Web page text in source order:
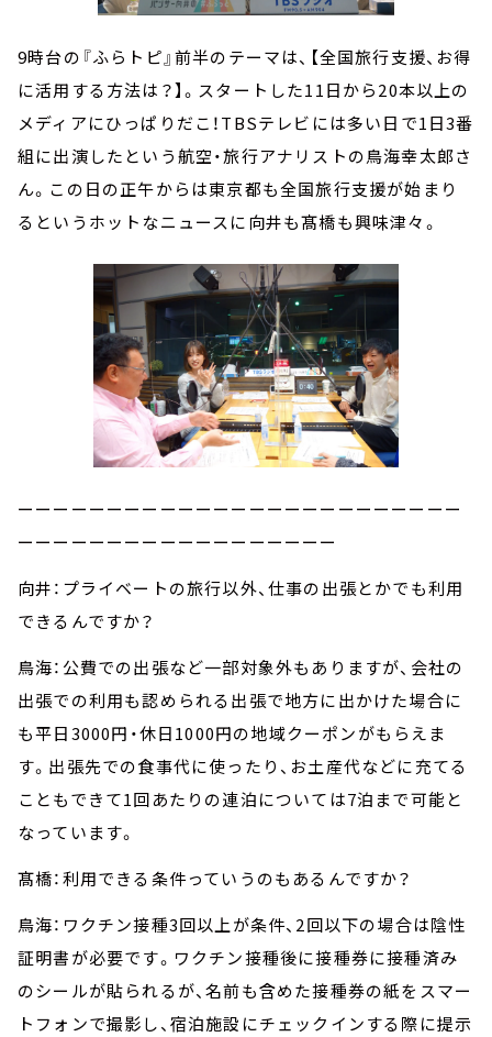
9時台の『ふらトピ』前半のテーマは、【全国旅行支援、お得
に活用する方法は？】。スタートした11日から20本以上の
メディアにひっぱりだこ！TBSテレビには多い日で1日3番
組に出演したという航空・旅行アナリストの鳥海幸太郎さ
ん。この日の正午からは東京都も全国旅行支援が始まり
るというホットなニュースに向井も髙橋も興味津々。
ーーーーーーーーーーーーーーーーーーーーーーーーー
ーーーーーーーーーーーーーーーーーー
向井：プライベートの旅行以外、仕事の出張とかでも利用
できるんですか？
鳥海：公費での出張など一部対象外もありますが、会社の
出張での利用も認められる出張で地方に出かけた場合に
も平日3000円・休日1000円の地域クーポンがもらえま
す。出張先での食事代に使ったり、お土産代などに充てる
こともできて1回あたりの連泊については7泊まで可能と
なっています。
髙橋：利用できる条件っていうのもあるんですか？
鳥海：ワクチン接種3回以上が条件、2回以下の場合は陰性
証明書が必要です。ワクチン接種後に接種券に接種済み
のシールが貼られるが、名前も含めた接種券の紙をスマー
トフォンで撮影し、宿泊施設にチェックインする際に提示